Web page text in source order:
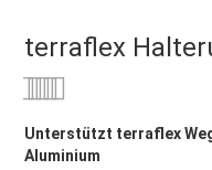
terraflex
Unterstützt terraflex
Aluminium